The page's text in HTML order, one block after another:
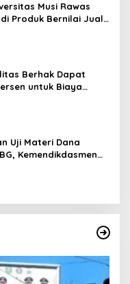
Musi Rawas
Produk Bernilai Jual
Desa Air Satan
Berhak Dapat
untuk Biaya
Uji Materi Dana
Kemendikdasmen